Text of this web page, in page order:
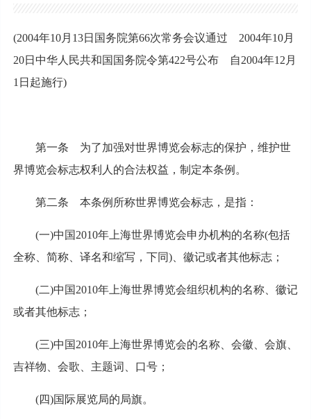
(2004年10月13日国务院第66次常务会议通过 2004年10月
20日中华人民共和国国务院令第422号公布 自2004年12月
1日起施行)
第一条 为了加强对世界博览会标志的保护，维护世
界博览会标志权利人的合法权益，制定本条例。
第二条 本条例所称世界博览会标志，是指：
(一)中国2010年上海世界博览会申办机构的名称(包括
全称、简称、译名和缩写，下同)、徽记或者其他标志；
(二)中国2010年上海世界博览会组织机构的名称、徽记
或者其他标志；
(三)中国2010年上海世界博览会的名称、会徽、会旗、
吉祥物、会歌、主题词、口号；
(四)国际展览局的局旗。